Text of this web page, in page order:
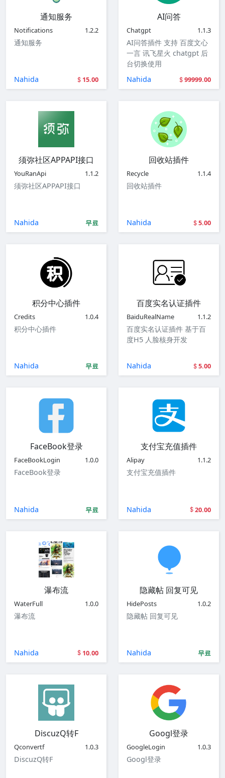
通知服务
Notifications 1.2.2
通知服务
Nahida 15.00
AI问答
Chatgpt 1.1.3
AI问答插件 支持 百度文心
一言 讯飞星火 chatgpt 后
台切换使用
Nahida
99999.00
须弥社区APPAPI接口
YouRanApi 1.1.2
须弥社区APPAPI接口
Nahida 무료
回收站插件
Recycle 1.1.4
回收站插件
Nahida 5.00
积分中心插件
Credits 1.0.4
积分中心插件
Nahida 무료
百度实名认证插件
BaiduRealName 1.1.2
百度实名认证插件 基于百
度H5 人脸核身开发
Nahida 5.00
FaceBook登录
FaceBookLogin 1.0.0
FaceBook登录
Nahida 무료
支付宝充值插件
Alipay 1.1.2
支付宝充值插件
Nahida 20.00
瀑布流
WaterFull 1.0.0
瀑布流
Nahida 10.00
隐藏帖 回复可见
HidePosts 1.0.2
隐藏帖 回复可见
Nahida 무료
DiscuzQ转F
Qconvertf 1.0.3
DiscuzQ转F
Googl登录
GoogleLogin 1.0.3
Googl登录